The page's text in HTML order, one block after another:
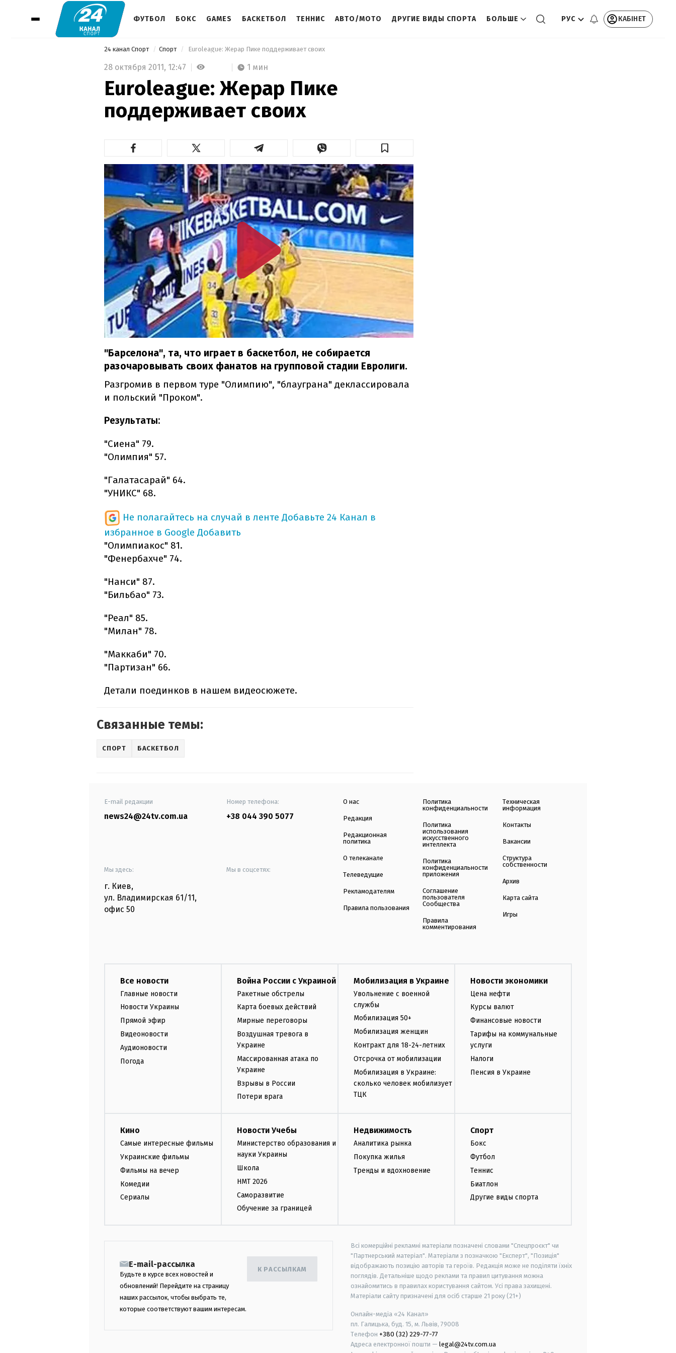
ФУТБОЛ БОКС GAMES БАСКЕТБОЛ ТЕННИС АВТО/МОТО ДРУГИЕ ВИДЫ СПОРТА БОЛЬШЕ РУС КАБІНЕТ
24 канал Спорт Спорт Euroleague: Жерар Пике поддерживает своих
28 октября 2011, 12:47 1 мин
Euroleague: Жерар Пике
поддерживает своих
"Барселона", та, что играет в баскетбол, не собирается
разочаровывать своих фанатов на групповой стадии Евролиги.
Разгромив в первом туре "Олимпию", "блауграна" деклассировала
и польский "Проком".
Результаты:
"Сиена" 79.
"Олимпия" 57.
"Галатасарай" 64.
"УНИКС" 68.
Не полагайтесь на случай в ленте Добавьте 24 Канал в
избранное в Google Добавить
"Олимпиакос" 81.
"Фенербахче" 74.
"Нанси" 87.
"Бильбао" 73.
"Реал" 85.
"Милан" 78.
"Маккаби" 70.
"Партизан" 66.
Детали поединков в нашем видеосюжете.
Связанные темы:
СПОРТ БАСКЕТБОЛ
E-mail редакции
news24@24tv.com.ua
Номер телефона:
+38 044 390 5077
Мы здесь:
г. Киев,
ул. Владимирская 61/11,
офис 50
Мы в соцсетях:
О нас
Редакция
Редакционная
политика
О телеканале
Телеведущие
Рекламодателям
Правила пользования
Политика
конфиденциальности
Политика
использования
искусственного
интеллекта
Политика
конфиденциальности
приложения
Соглашение
пользователя
Сообщества
Правила
комментирования
Техническая
информация
Контакты
Вакансии
Структура
собственности
Архив
Карта сайта
Игры
Все новости
Главные новости
Новости Украины
Прямой эфир
Видеоновости
Аудионовости
Погода
Война России с Украиной
Ракетные обстрелы
Карта боевых действий
Мирные переговоры
Воздушная тревога в
Украине
Массированная атака по
Украине
Взрывы в России
Потери врага
Мобилизация в Украине
Увольнение с военной
службы
Мобилизация 50+
Мобилизация женщин
Контракт для 18-24-летних
Отсрочка от мобилизации
Мобилизация в Украине:
сколько человек мобилизует
ТЦК
Новости экономики
Цена нефти
Курсы валют
Финансовые новости
Тарифы на коммунальные
услуги
Налоги
Пенсия в Украине
Кино
Самые интересные фильмы
Украинские фильмы
Фильмы на вечер
Комедии
Сериалы
Новости Учебы
Министерство образования и
науки Украины
Школа
НМТ 2026
Саморазвитие
Обучение за границей
Недвижимость
Аналитика рынка
Покупка жилья
Тренды и вдохновение
Спорт
Бокс
Футбол
Теннис
Биатлон
Другие виды спорта
E-mail-рассылка
Будьте в курсе всех новостей и
обновлений! Перейдите на страницу
наших рассылок, чтобы выбрать те,
которые соответствуют вашим интересам.
К РАССЫЛКАМ
Всі комерційні рекламні матеріали позначені словами "Спецпроєкт" чи
"Партнерський матеріал". Матеріали з позначкою "Експерт", "Позиція"
відображають позицію авторів та героїв. Редакція може не поділяти їхніх
поглядів. Детальніше щодо реклами та правил цитування можна
ознайомитись в правилах користування сайтом. Усі права захищені.
Матеріали сайту призначені для осіб старше 21 року (21+)
Онлайн-медіа «24 Канал»
пл. Галицька, буд. 15, м. Львів, 79008
Телефон +380 (32) 229-77-77
Адреса електронної пошти — legal@24tv.com.ua